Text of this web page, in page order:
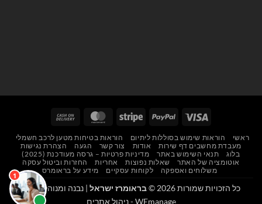
Visa
PayPal
Stripe
MasterCard
Delivery
ראשי הוראות שימוש בסוללות ליתיום
הוראות בטיחות מטען לרכב חשמלי
מעבדת מחשבים דף שירות
אודות צור קשר הגעה
הצהרת נגישות
בלוג
תנאי השימוש באתר
מדיניות פרטיות – גרסה מעודכנת (2025)
אוטומציה של האתר
שאלות נפוצות אחריות
החזרות וביטול עסקה
משלוחים ואספקה
לקוחות עסקיים מידע על בראומרס
כל הזכויות שמורות 2026 © בראומרז ישראל | נבנה ומנוהל על ידי
WEmanage - ניהול אתרים